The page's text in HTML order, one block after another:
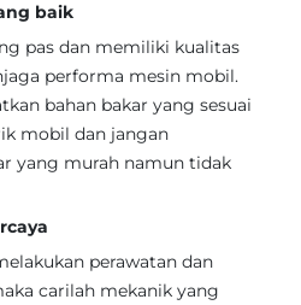
baik
pas dan memiliki kualitas
performa mesin mobil.
bahan bakar yang sesuai
mobil dan jangan
yang murah namun tidak
perawatan dan
carilah mekanik yang